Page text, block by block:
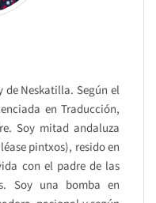
Neskatilla. Según el
en Traducción,
Soy mitad andaluza
pintxos), resido en
con el padre de las
Soy una bomba en